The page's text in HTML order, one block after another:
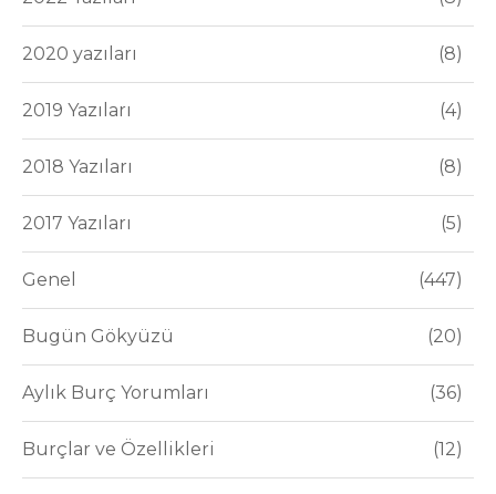
2020 yazıları 8
2019 Yazıları 4
2018 Yazıları 8
2017 Yazıları 5
Genel 447
Bugün Gökyüzü 20
Aylık Burç Yorumları 36
Burçlar ve Özellikleri 12